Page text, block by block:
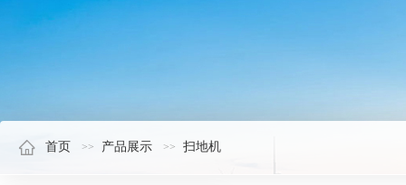
首页 产品展示 扫地机